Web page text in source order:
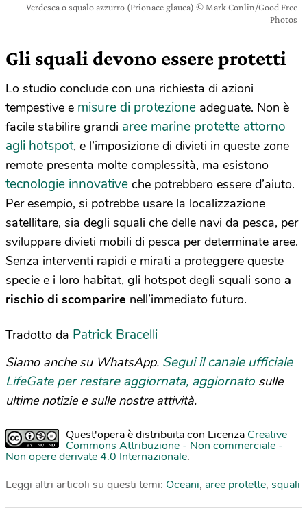
Verdesca o squalo azzurro (Prionace glauca) © Mark Conlin/Good Free
Photos
Gli squali devono essere protetti
Lo studio conclude con una richiesta di azioni
tempestive e misure di protezione adeguate. Non è
facile stabilire grandi aree marine protette attorno
agli hotspot, e l’imposizione di divieti in queste zone
remote presenta molte complessità, ma esistono
tecnologie innovative che potrebbero essere d’aiuto.
Per esempio, si potrebbe usare la localizzazione
satellitare, sia degli squali che delle navi da pesca, per
sviluppare divieti mobili di pesca per determinate aree.
Senza interventi rapidi e mirati a proteggere queste
specie e i loro habitat, gli hotspot degli squali sono a
rischio di scomparire nell’immediato futuro.
Tradotto da Patrick Bracelli
Siamo anche su WhatsApp. Segui il canale ufficiale
LifeGate per restare aggiornata, aggiornato sulle
ultime notizie e sulle nostre attività.
Quest'opera è distribuita con Licenza Creative
Commons Attribuzione - Non commerciale -
Non opere derivate 4.0 Internazionale.
Leggi altri articoli su questi temi: Oceani, aree protette, squali